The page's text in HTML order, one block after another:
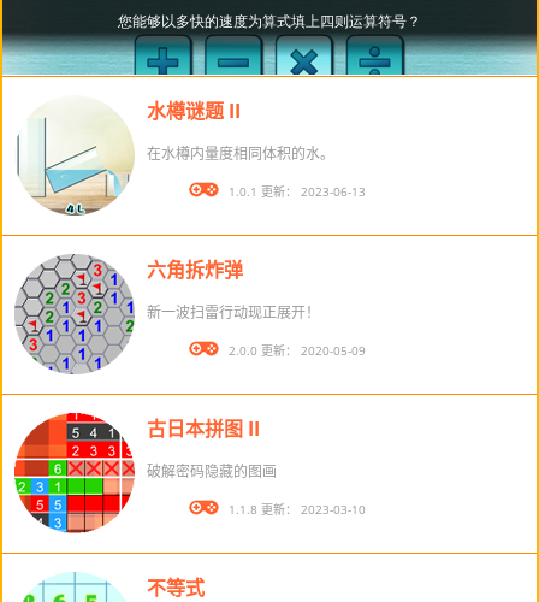
水樽谜题 II
在水樽内量度相同体积的水。
版本： 1.0.1 更新： 2023-06-13
六角拆炸弹
新一波扫雷行动现正展开！
版本： 2.0.0 更新： 2020-05-09
古日本拼图 II
破解密码隐藏的图画
版本： 1.1.8 更新： 2023-03-10
不等式